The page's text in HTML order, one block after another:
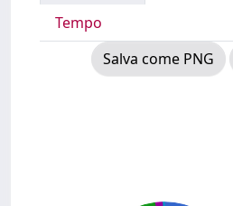
Tempo
Salva come PNG